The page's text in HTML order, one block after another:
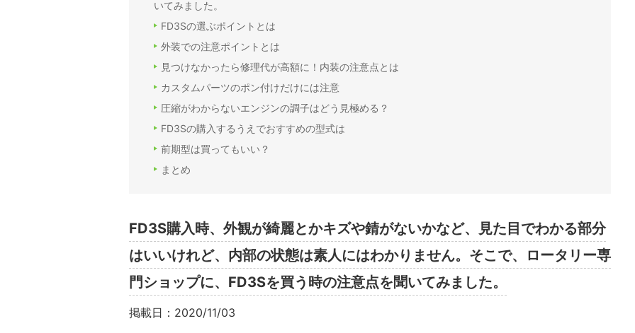
いてみました。
FD3Sの選ぶポイントとは
外装での注意ポイントとは
見つけなかったら修理代が高額に！内装の注意点とは
カスタムパーツのポン付けだけには注意
圧縮がわからないエンジンの調子はどう見極める？
FD3Sの購入するうえでおすすめの型式は
前期型は買ってもいい？
まとめ
FD3S購入時、外観が綺麗とかキズや錆がないかなど、見た目でわかる部分
はいいけれど、内部の状態は素人にはわかりません。そこで、ロータリー専
門ショップに、FD3Sを買う時の注意点を聞いてみました。
掲載日：2020/11/03